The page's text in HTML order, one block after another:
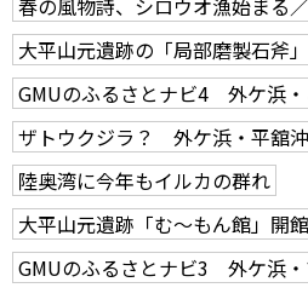
大平山元遺跡の「局部磨製石斧
GMUのふるさとナビ4 外ケ浜
ザトウクジラ？ 外ケ浜・平舘
陸奥湾に今年もイルカの群れ
大平山元遺跡「む～もん館」開
GMUのふるさとナビ3 外ケ浜